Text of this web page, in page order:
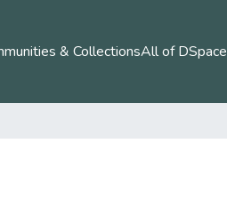
& CollectionsAll of DSpace